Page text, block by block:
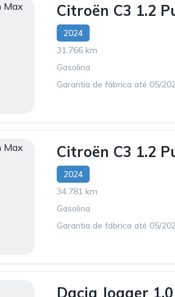
Citroën C3 1.2
2024
31.766 km
Gasolina
Garantia de fábrica até 05/
Citroën C3 1.2
2024
34.781 km
Gasolina
Garantia de fábrica até 05/
Dacia Jogger